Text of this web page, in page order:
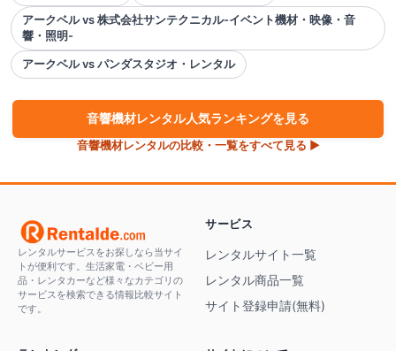
アークベル vs 株式会社サンテクニカル-イベント機材・映像・音
響・照明-
アークベル vs パンダスタジオ・レンタル
音響機材レンタル人気ランキングを見る
音響機材レンタルの比較・一覧をすべて見る ▶
レンタルサービスをお探しなら当サイ
トが便利です。生活家電・ベビー用
品・レンタカーなど様々なカテゴリの
サービスを検索できる情報比較サイト
です。
サービス
レンタルサイト一覧
レンタル商品一覧
サイト登録申請(無料)